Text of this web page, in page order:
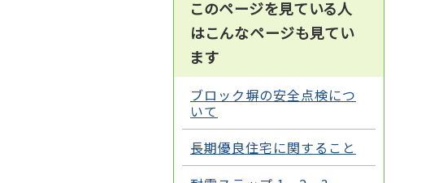
このページを見ている人
はこんなページも見てい
ます
ブロック塀の安全点検につ
いて
長期優良住宅に関すること